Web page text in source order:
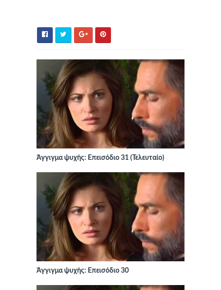
Άγγιγμα ψυχής: Επεισόδιο 31 (Τελευταίο)
Άγγιγμα ψυχής: Επεισόδιο 30